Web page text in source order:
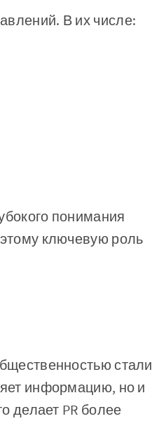
В их числе:
понимания
ключевую роль
стали
информацию, но и
делает PR более